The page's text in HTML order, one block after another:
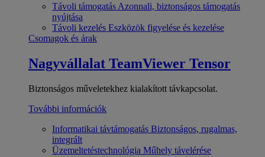
Távoli támogatás Azonnali, biztonságos támogatás
nyújtása
Távoli kezelés Eszközök figyelése és kezelése
Csomagok és árak
Nagyvállalat TeamViewer Tensor
Biztonságos műveletekhez kialakított távkapcsolat.
További információk
Informatikai távtámogatás Biztonságos, rugalmas,
integrált
Üzemeltetéstechnológia Műhely távelérése